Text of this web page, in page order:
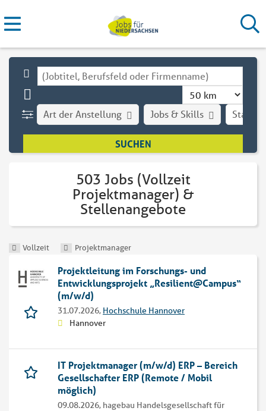
Stadt
Art der Anstellung Jobs & Skills
503 Jobs (Vollzeit
Projektmanager) &
Stellenangebote
Vollzeit Projektmanager
Projektleitung im Forschungs- und
Entwicklungsprojekt „Resilient@Campus“
(m/w/d)
31.07.2026, Hochschule Hannover
Hannover
IT Projektmanager (m/w/d) ERP – Bereich
Gesellschafter ERP (Remote / Mobil
möglich)
09.08.2026, hagebau Handelsgesellschaft für